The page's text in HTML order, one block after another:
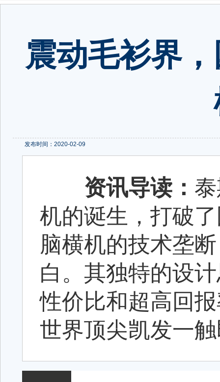
震动毛衫界
发布时间：2020-02-09
资讯导读：
机的诞生，打破
脑横机的技术垄
白。其独特的设
性价比和超高回
世界顶尖凯发一